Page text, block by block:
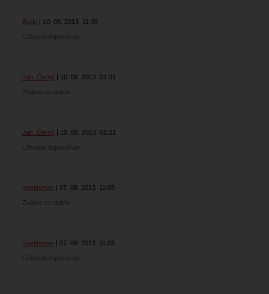
Burki 10. 08. 2013 11:38
Uživatel doporučuje
Jan_Černý 10. 08. 2013 01:31
Známe se dobře
Jan_Černý 10. 08. 2013 01:31
Uživatel doporučuje
martiniman 07. 08. 2013 11:08
Známe se dobře
martiniman 07. 08. 2013 11:08
Uživatel doporučuje